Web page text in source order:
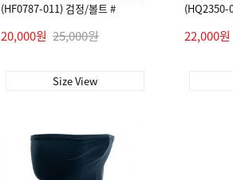
(HF0787-011) 검정/볼트 #
20,000원 25,000원
Size View
(HQ2350-
22,000원